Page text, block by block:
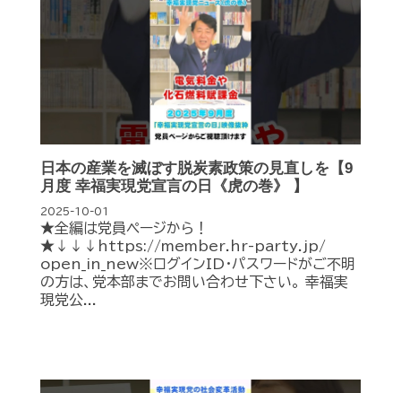
日本の産業を滅ぼす脱炭素政策の見直しを【9
月度 幸福実現党宣言の日《虎の巻》 】
2025-10-01
★全編は党員ページから！
★↓↓↓https://member.hr-party.jp/
open_in_new※ログインID・パスワードがご不明
の方は、党本部までお問い合わせ下さい。 幸福実
現党公...